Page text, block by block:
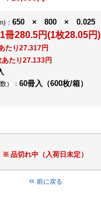
： 650 × 800 × 0.025
1冊280.5円(1枚28.05円)
たり27.317円
あたり27.133円
）： 60冊入（600枚/箱）
品切れ中（入荷日未定）
前に戻る